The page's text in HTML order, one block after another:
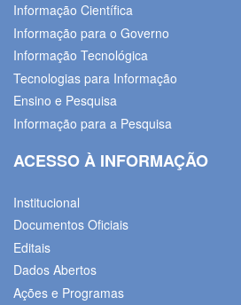
Informação Científica
Informação para o Governo
Informação Tecnológica
Tecnologias para Informação
Ensino e Pesquisa
Informação para a Pesquisa
ACESSO À INFORMAÇÃO
Institucional
Documentos Oficiais
Editais
Dados Abertos
Ações e Programas